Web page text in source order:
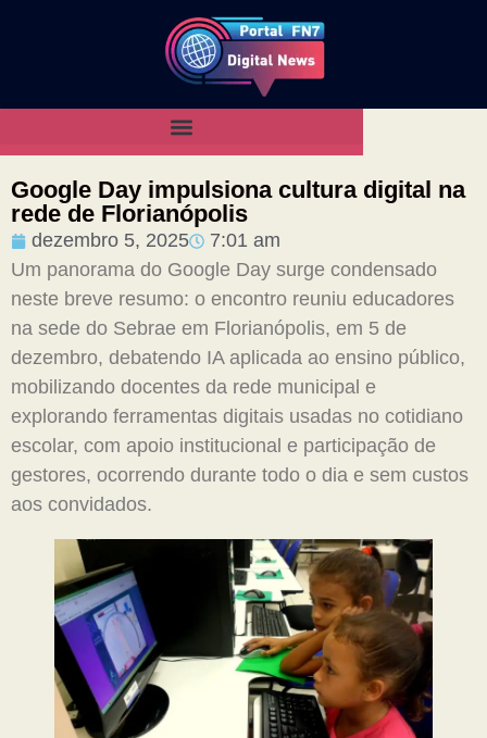
Google Day impulsiona cultura digital na
rede de Florianópolis
dezembro 5, 2025
7:01 am
Um panorama do Google Day surge condensado
neste breve resumo: o encontro reuniu educadores
na sede do Sebrae em Florianópolis, em 5 de
dezembro, debatendo IA aplicada ao ensino público,
mobilizando docentes da rede municipal e
explorando ferramentas digitais usadas no cotidiano
escolar, com apoio institucional e participação de
gestores, ocorrendo durante todo o dia e sem custos
aos convidados.